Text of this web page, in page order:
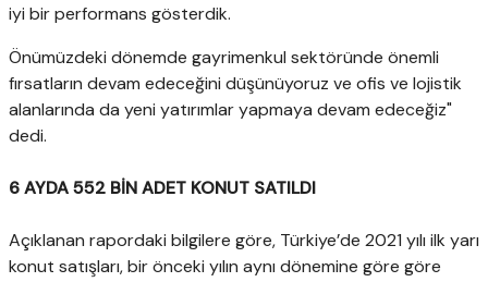
iyi bir performans gösterdik.
Önümüzdeki dönemde gayrimenkul sektöründe önemli
fırsatların devam edeceğini düşünüyoruz ve ofis ve lojistik
alanlarında da yeni yatırımlar yapmaya devam edeceğiz"
dedi.
6 AYDA 552 BİN ADET KONUT SATILDI
Açıklanan rapordaki bilgilere göre, Türkiye’de 2021 yılı ilk yarı
konut satışları, bir önceki yılın aynı dönemine göre göre